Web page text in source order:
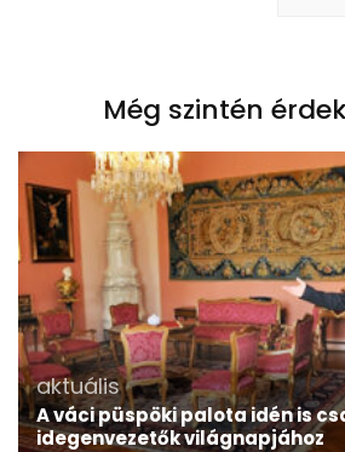
Még szintén
aktuális
A váci püspöki palota idén is
idegenvezetők világnapjához